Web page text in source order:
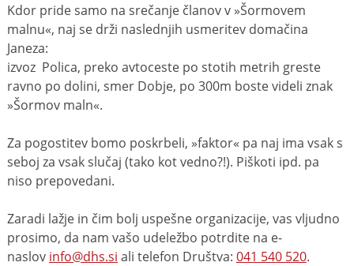
Kdor pride samo na srečanje članov v »Šormovem
malnu«, naj se drži naslednjih usmeritev domačina
Janeza:
izvoz Polica, preko avtoceste po stotih metrih greste
ravno po dolini, smer Dobje, po 300m boste videli znak
»Šormov maln«.
Za pogostitev bomo poskrbeli, »faktor« pa naj ima vsak s
seboj za vsak slučaj (tako kot vedno?!). Piškoti ipd. pa
niso prepovedani.
Zaradi lažje in čim bolj uspešne organizacije, vas vljudno
prosimo, da nam vašo udeležbo potrdite na e-
naslov info@dhs.si ali telefon Društva: 041 540 520.